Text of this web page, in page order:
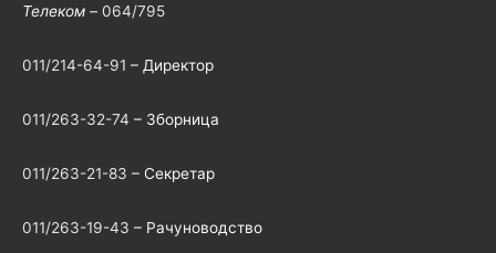
Телеком – 064/795
011/214-64-91 – Директор
011/263-32-74 – Зборница
011/263-21-83 – Секретар
011/263-19-43 – Рачуноводство